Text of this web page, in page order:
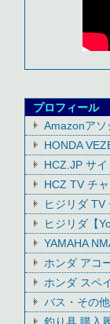
プロフィール
Amazonアソ
HONDA
HCZ.JP サ
HCZ TV チ
ヒジリダ TV
ヒジリダ【
YAMAHA
ホンダ アコ
ホンダ スペ
バス・その